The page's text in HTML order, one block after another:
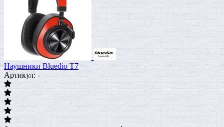
Наушники Bluedio T7
Артикул: -